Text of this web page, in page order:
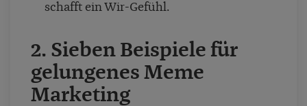
schafft ein Wir-Gefühl.
2. Sieben Beispiele für
gelungenes Meme
Marketing